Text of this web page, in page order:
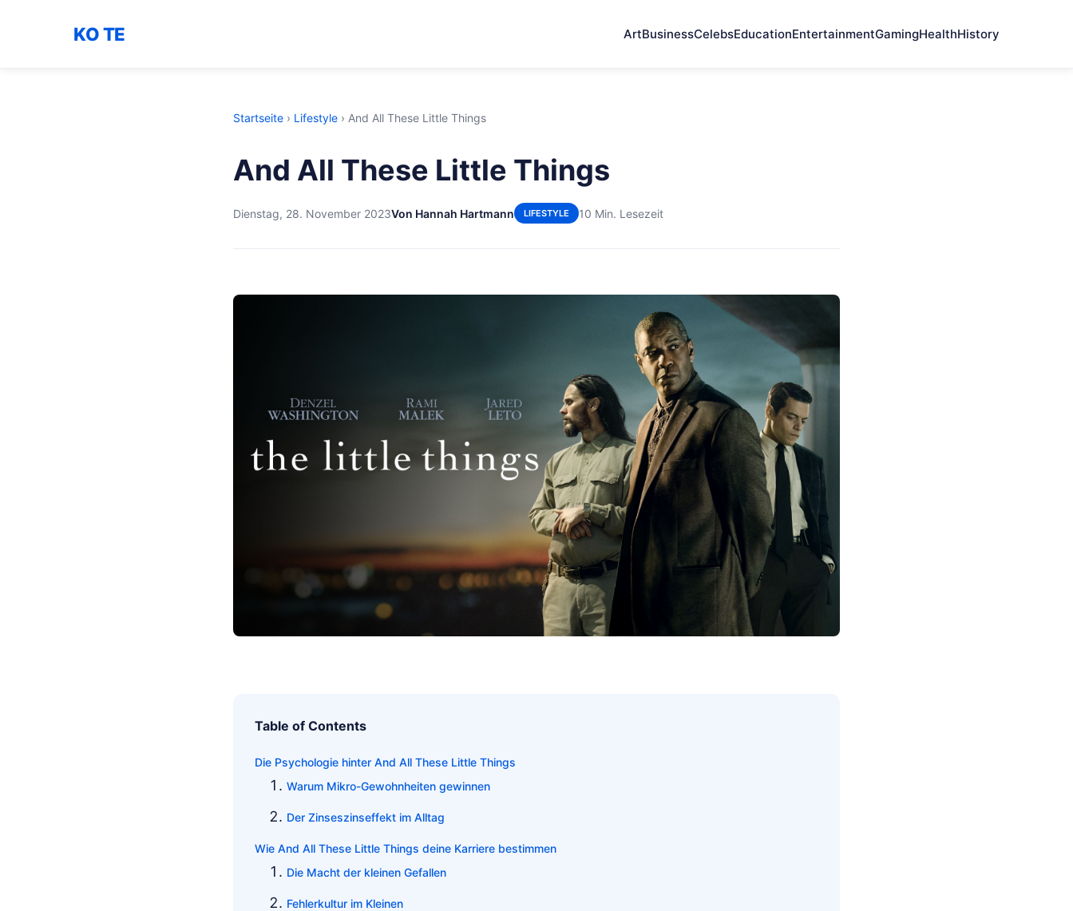
KO TE ArtBusinessCelebsEducationEntertainmentGamingHealthHistory
Startseite › Lifestyle › And All These Little Things
And All These Little Things
Dienstag, 28. November 2023Von Hannah Hartmann LIFESTYLE 10 Min. Lesezeit
Table of Contents
Die Psychologie hinter And All These Little Things
Warum Mikro-Gewohnheiten gewinnen
Der Zinseszinseffekt im Alltag
Wie And All These Little Things deine Karriere bestimmen
Die Macht der kleinen Gefallen
Fehlerkultur im Kleinen